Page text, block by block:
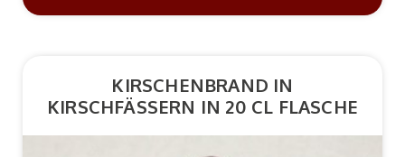
KIRSCHENBRAND IN
KIRSCHFÄSSERN IN 20 CL FLASCHE